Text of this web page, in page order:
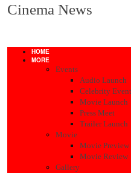
Cinema News
HOME
MORE
Events
Audio Launch
Celebrity
Movie Launch
Press Meet
Trailer Launch
Movie
Movie Preview
Movie Review
Gallery